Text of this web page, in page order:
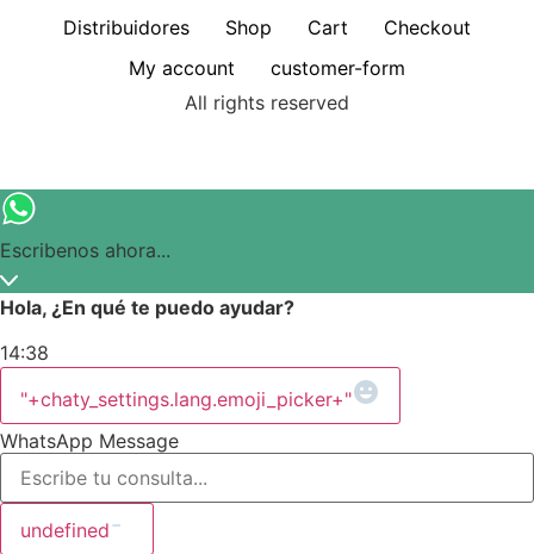
Distribuidores
Shop Cart
Checkout
My account
customer-form
All rights reserved
Escribenos ahora...
Hola, ¿En qué te puedo ayudar?
14:38
"+chaty_settings.lang.emoji_picker+"
WhatsApp Message
undefined